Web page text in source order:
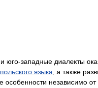
юго-западные диалекты
польского языка , а также
особенности независимо